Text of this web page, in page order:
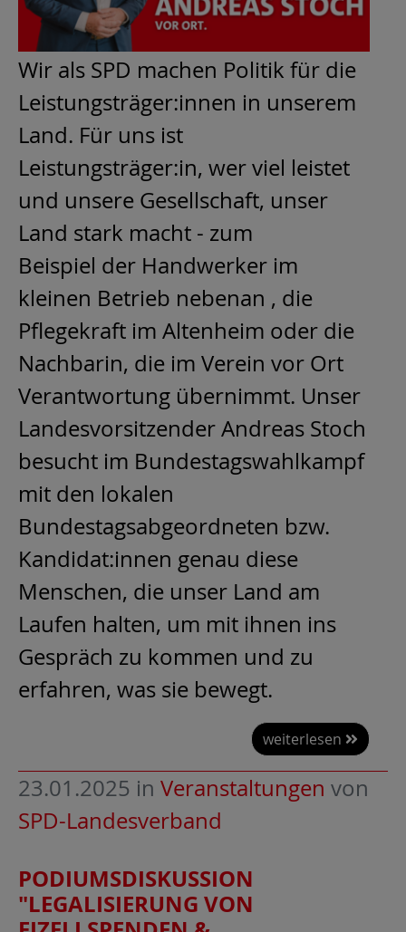
Wir als SPD machen Politik für die
Leistungsträger:innen in unserem
Land. Für uns ist
Leistungsträger:in, wer viel leistet
und unsere Gesellschaft, unser
Land stark macht - zum
Beispiel der Handwerker im
kleinen Betrieb nebenan , die
Pflegekraft im Altenheim oder die
Nachbarin, die im Verein vor Ort
Verantwortung übernimmt. Unser
Landesvorsitzender Andreas Stoch
besucht im Bundestagswahlkampf
mit den lokalen
Bundestagsabgeordneten bzw.
Kandidat:innen genau diese
Menschen, die unser Land am
Laufen halten, um mit ihnen ins
Gespräch zu kommen und zu
erfahren, was sie bewegt.
weiterlesen
23.01.2025 in Veranstaltungen von
SPD-Landesverband
PODIUMSDISKUSSION
"LEGALISIERUNG VON